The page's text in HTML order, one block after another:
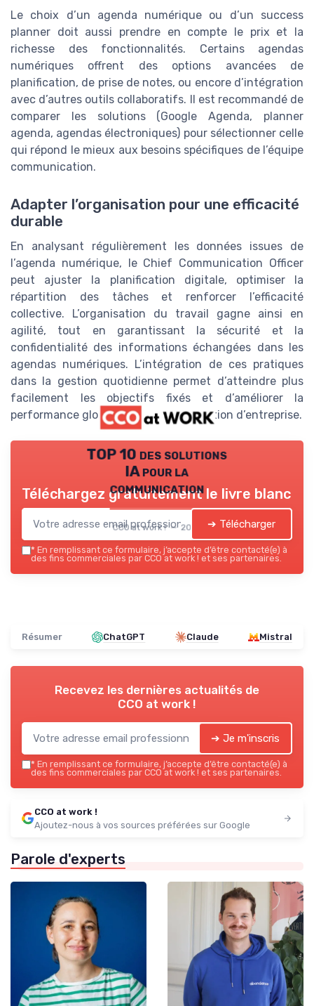
Le choix d’un agenda numérique ou d’un success
planner doit aussi prendre en compte le prix et la
richesse des fonctionnalités. Certains agendas
numériques offrent des options avancées de
planification, de prise de notes, ou encore d’intégration
avec d’autres outils collaboratifs. Il est recommandé de
comparer les solutions (Google Agenda, planner
agenda, agendas électroniques) pour sélectionner celle
qui répond le mieux aux besoins spécifiques de l’équipe
communication.
Adapter l’organisation pour une efficacité
durable
En analysant régulièrement les données issues de
l’agenda numérique, le Chief Communication Officer
peut ajuster la planification digitale, optimiser la
répartition des tâches et renforcer l’efficacité
collective. L’organisation du travail gagne ainsi en
agilité, tout en garantissant la sécurité et la
confidentialité des informations échangées dans les
agendas numériques. L’intégration de ces pratiques
dans la gestion quotidienne permet d’atteindre plus
facilement les objectifs fixés et d’améliorer la
performance globale de la communication d’entreprise.
TOP 10 des solutions
IA pour la
communication
CCO at work ! — 2026
Téléchargez gratuitement le livre blanc
➔ Télécharger
* En remplissant ce formulaire, j’accepte d’être contacté(e) à
des fins commerciales par CCO at work ! et ses partenaires.
Résumer ChatGPT Claude Mistral
Recevez les dernières actualités de
CCO at work !
➔ Je m'inscris
* En remplissant ce formulaire, j’accepte d’être contacté(e) à
des fins commerciales par CCO at work ! et ses partenaires.
CCO at work !
Ajoutez-nous à vos sources préférées sur Google
Parole d'experts